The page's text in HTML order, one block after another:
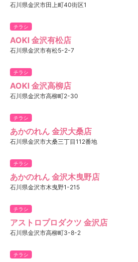
石川県金沢市田上町40街区1
チラシ
AOKI 金沢有松店
石川県金沢市有松5-2-7
チラシ
AOKI 金沢高柳店
石川県金沢市高柳町2-30
チラシ
あかのれん 金沢大桑店
石川県金沢市大桑三丁目112番地
チラシ
あかのれん 金沢木曳野店
石川県金沢市木曳野1-215
チラシ
アストロプロダクツ 金沢店
石川県金沢市高柳町3-8-2
チラシ